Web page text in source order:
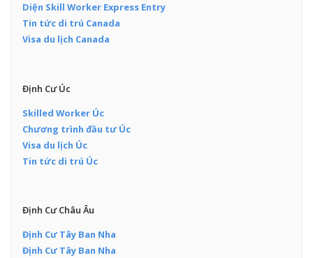
Diện Skill Worker Express Entry
Tin tức di trú Canada
Visa du lịch Canada
Định Cư Úc
Skilled Worker Úc
Chương trình đầu tư Úc
Visa du lịch Úc
Tin tức di trú Úc
Định Cư Châu Âu
Định Cư Tây Ban Nha
Định Cư Tây Ban Nha